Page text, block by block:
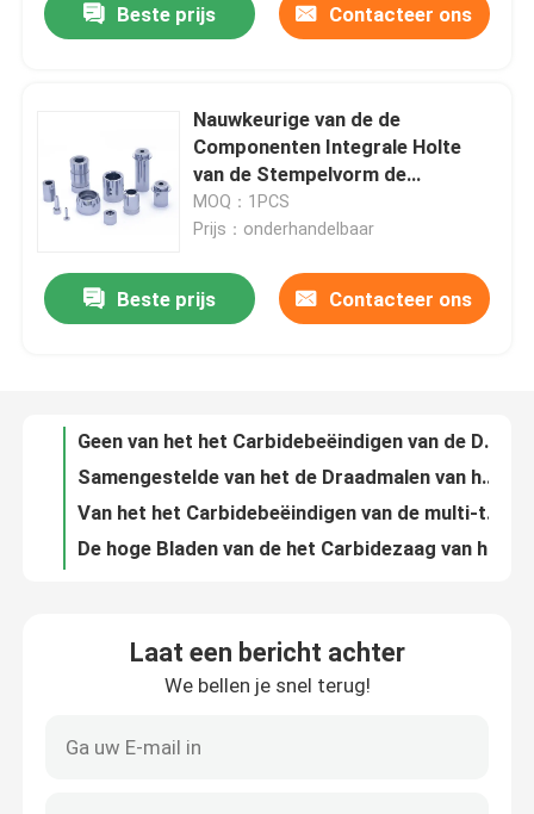
Producten
VR-show
Fabrieksreis
Kwaliteitscontrole
Contacteer ons
Vraag een offerte aan
Beste prijs Contacteer ons
Nauwkeurige van de de
Componenten Integrale Holte
van de Stempelvorm de
Vormenmatrijs voor het
Stempelen
MOQ：1PCS
Prijs：onderhandelbaar
Beste prijs Contacteer ons
Geen van het het Carbidebeëindigen van de Deklaagdraad het Malensnijders kiezen Tand voor Aluminium, Koper Enz. uit
Hoog van de het Carbidezaag van de Slijtageweerstand Stevig de Bladencarbide om Zaagbladen
Niet Standaard de Cirkelzaagbladen van het Wolfram Stevige Carbide voor het Groeven van het Machinaal bewerken
Aangepaste de Cirkelzaagbladen van het Wolfram Stevige Carbide voor scheiding-van het Machinaal bewerken
Laat een bericht achter
We bellen je snel terug!